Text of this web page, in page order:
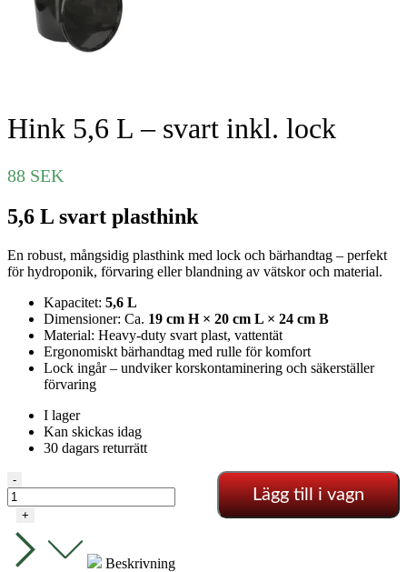
Hink 5,6 L – svart inkl. lock
88 SEK
5,6 L svart plasthink
En robust, mångsidig plasthink med lock och bärhandtag – perfekt
för hydroponik, förvaring eller blandning av vätskor och material.
Kapacitet: 5,6 L
Dimensioner: Ca. 19 cm H × 20 cm L × 24 cm B
Material: Heavy-duty svart plast, vattentät
Ergonomiskt bärhandtag med rulle för komfort
Lock ingår – undviker korskontaminering och säkerställer
förvaring
I lager
Kan skickas idag
30 dagars returrätt
Hink
5,6
L
svart
inkl.
-
+
Lägg till i vagn
Beskrivning